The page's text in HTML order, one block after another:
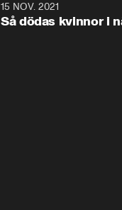
15 NOV. 2021
Så dödas kvinnor i